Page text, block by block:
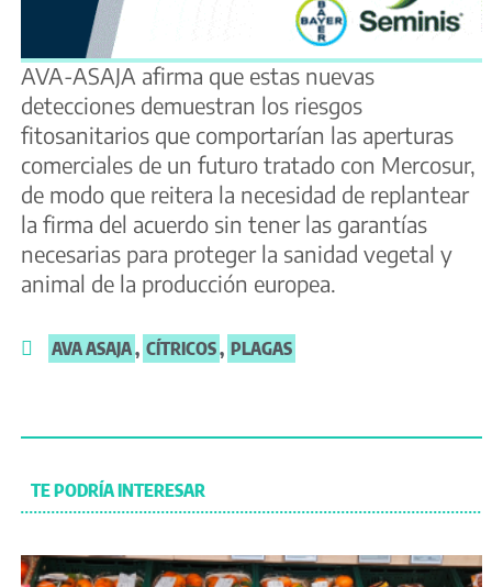
AVA-ASAJA afirma que estas nuevas
detecciones demuestran los riesgos
fitosanitarios que comportarían las aperturas
comerciales de un futuro tratado con Mercosur,
de modo que reitera la necesidad de replantear
la firma del acuerdo sin tener las garantías
necesarias para proteger la sanidad vegetal y
animal de la producción europea.
AVA ASAJA, CÍTRICOS, PLAGAS
TE PODRÍA INTERESAR